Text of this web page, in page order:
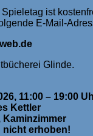
ist
E-Mail-
Glinde.
11:00 – 19:00
Kettler
Kaminzimmer
nicht erhoben!